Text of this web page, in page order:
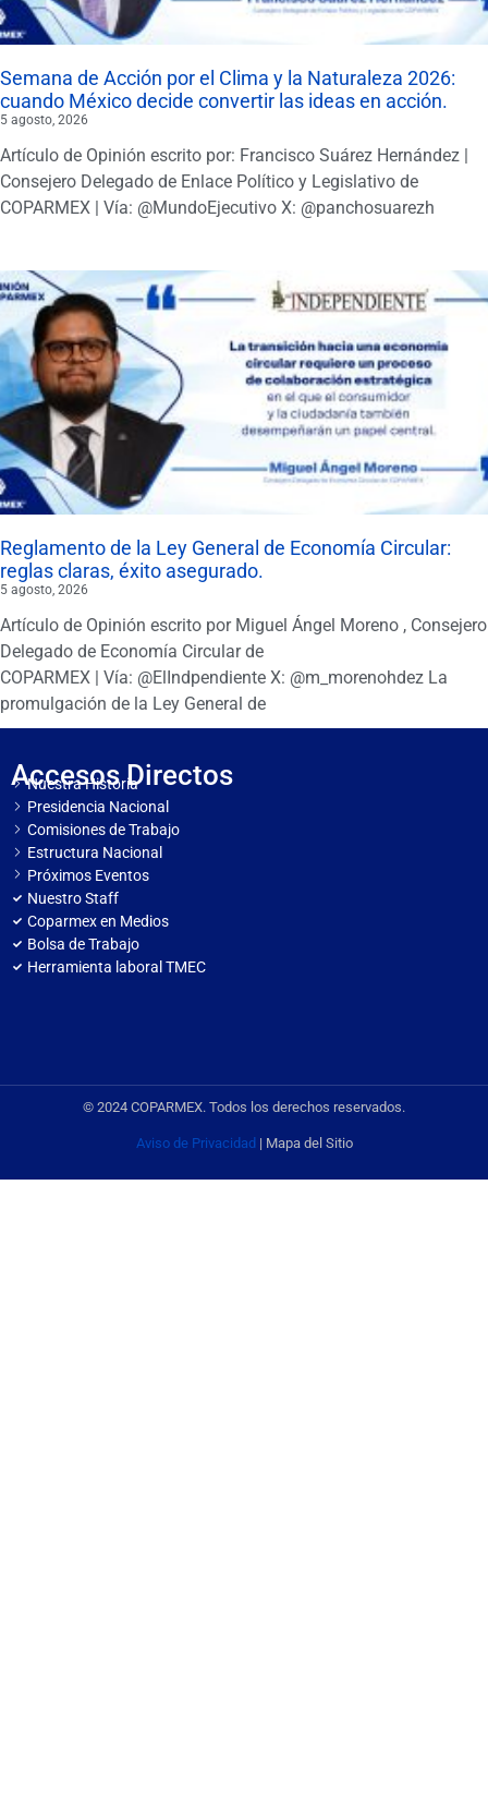
Semana de Acción por el Clima y la Naturaleza 2026:
cuando México decide convertir las ideas en acción.
5 agosto, 2026
Artículo de Opinión escrito por: Francisco Suárez Hernández |
Consejero Delegado de Enlace Político y Legislativo de
COPARMEX | Vía: @MundoEjecutivo X: @panchosuarezh
Reglamento de la Ley General de Economía Circular:
reglas claras, éxito asegurado.
5 agosto, 2026
Artículo de Opinión escrito por Miguel Ángel Moreno , Consejero
Delegado de Economía Circular de
COPARMEX | Vía: @ElIndpendiente X: @m_morenohdez La
promulgación de la Ley General de
Accesos Directos
Nuestra Historia
Presidencia Nacional
Comisiones de Trabajo
Estructura Nacional
Próximos Eventos
Nuestro Staff
Coparmex en Medios
Bolsa de Trabajo
Herramienta laboral TMEC
© 2024 COPARMEX. Todos los derechos reservados.
Aviso de Privacidad| Mapa del Sitio